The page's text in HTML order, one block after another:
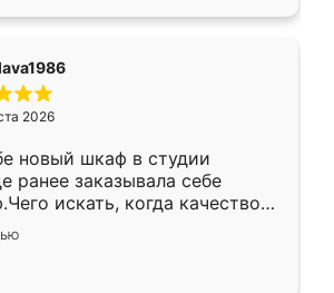
2026
новый шкаф в студии
ранее заказывала себе
искать, когда качеством
Служит кухня уже почти
нет.